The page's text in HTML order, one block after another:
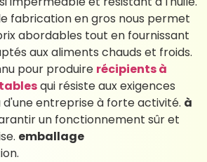
fabrication en gros nous permet
abordables tout en fournissant
aux aliments chauds et froids.
pour produire récipients à
qui résiste aux exigences
entreprise à forte activité. à
un fonctionnement sûr et
emballage